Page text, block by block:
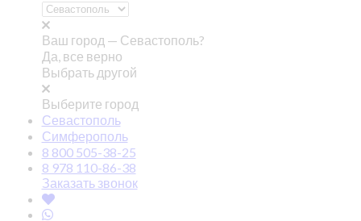
Ваш город — Севастополь?
Да, все верно
Выбрать другой
Выберите город
Севастополь
Симферополь
8 800 505-38-25
8 978 110-86-38
Заказать звонок